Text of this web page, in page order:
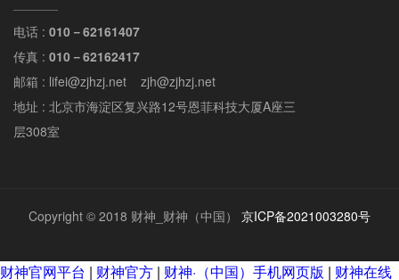
电话 : 010－62161407
传真 : 010－62162417
邮箱 : lifei@zjhzj.net zjh@zjhzj.net
地址 : 北京市海淀区复兴路12号恩菲科技大厦A座三
层308室
Copyright © 2018 财神_财神（中国） 京ICP备2021003280号
财神官网平台 | 财神官方 | 财神·（中国）手机网页版 | 财神在线